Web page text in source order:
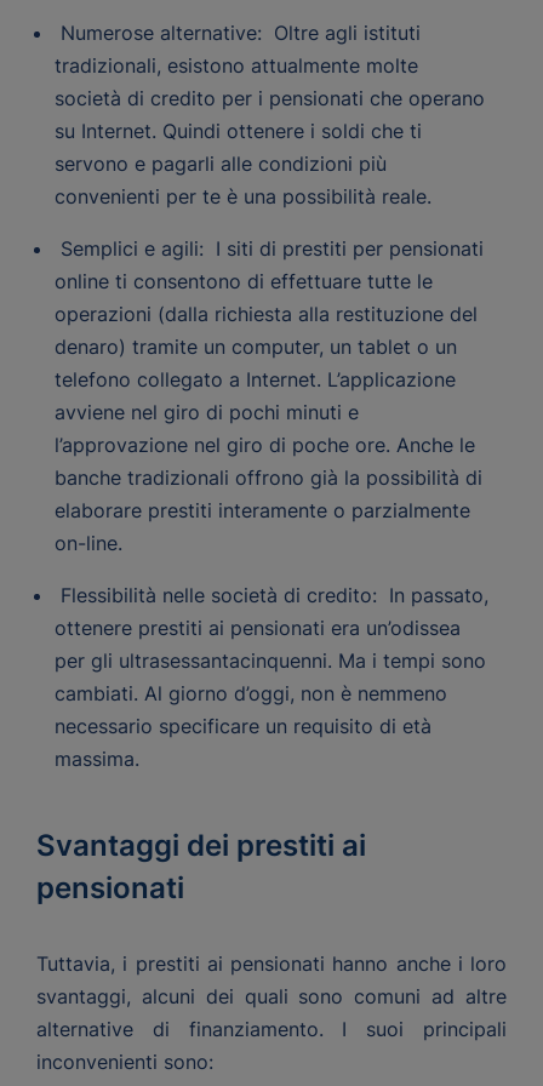
Numerose alternative: Oltre agli istituti
tradizionali, esistono attualmente molte
società di credito per i pensionati che operano
su Internet. Quindi ottenere i soldi che ti
servono e pagarli alle condizioni più
convenienti per te è una possibilità reale.
Semplici e agili: I siti di prestiti per pensionati
online ti consentono di effettuare tutte le
operazioni (dalla richiesta alla restituzione del
denaro) tramite un computer, un tablet o un
telefono collegato a Internet. L’applicazione
avviene nel giro di pochi minuti e
l’approvazione nel giro di poche ore. Anche le
banche tradizionali offrono già la possibilità di
elaborare prestiti interamente o parzialmente
on-line.
Flessibilità nelle società di credito: In passato,
ottenere prestiti ai pensionati era un’odissea
per gli ultrasessantacinquenni. Ma i tempi sono
cambiati. Al giorno d’oggi, non è nemmeno
necessario specificare un requisito di età
massima.
Svantaggi dei prestiti ai
pensionati
Tuttavia, i prestiti ai pensionati hanno anche i loro
svantaggi, alcuni dei quali sono comuni ad altre
alternative di finanziamento. I suoi principali
inconvenienti sono: